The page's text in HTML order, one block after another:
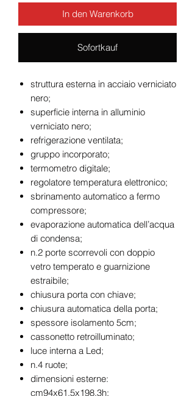
In den Warenkorb
Sofortkauf
struttura esterna in acciaio verniciato
nero;
superficie interna in alluminio
verniciato nero;
refrigerazione ventilata;
gruppo incorporato;
termometro digitale;
regolatore temperatura elettronico;
sbrinamento automatico a fermo
compressore;
evaporazione automatica dell’acqua
di condensa;
n.2 porte scorrevoli con doppio
vetro temperato e guarnizione
estraibile;
chiusura porta con chiave;
chiusura automatica della porta;
spessore isolamento 5cm;
cassonetto retroilluminato;
luce interna a Led;
n.4 ruote;
dimensioni esterne:
cm94x61.5x198.3h;